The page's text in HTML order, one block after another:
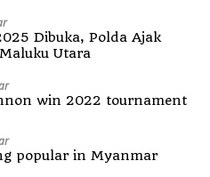
Dibuka, Polda Ajak
Utara
win 2022 tournament
popular in Myanmar